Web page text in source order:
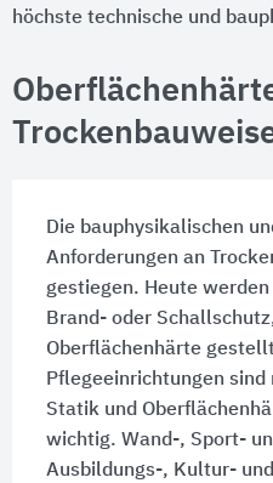
höchste technische und
Die bauphysikalischen
Anforderungen an
gestiegen. Heute
Brand- oder
Oberflächenhärte
Pflegeeinrichtungen
Statik und
wichtig. Wand-, Sport-
Ausbildungs-, Kultur-